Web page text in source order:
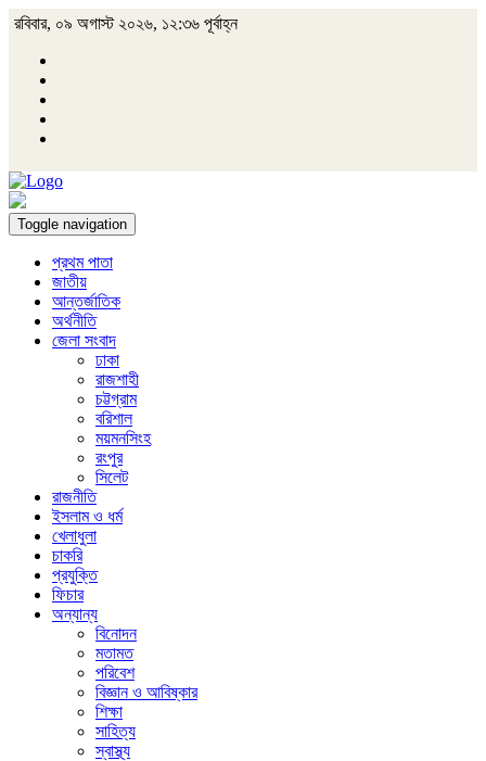
রবিবার, ০৯ অগাস্ট ২০২৬, ১২:৩৬ পূর্বাহ্ন
Toggle navigation
প্রথম পাতা
জাতীয়
আন্তর্জাতিক
অর্থনীতি
জেলা সংবাদ
ঢাকা
রাজশাহী
চট্টগ্রাম
বরিশাল
ময়মনসিংহ
রংপুর
সিলেট
রাজনীতি
ইসলাম ও ধর্ম
খেলাধুলা
চাকরি
প্রযুক্তি
ফিচার
অন্যান্য
বিনোদন
মতামত
পরিবেশ
বিজ্ঞান ও আবিষ্কার
শিক্ষা
সাহিত্য
স্বাস্থ্য